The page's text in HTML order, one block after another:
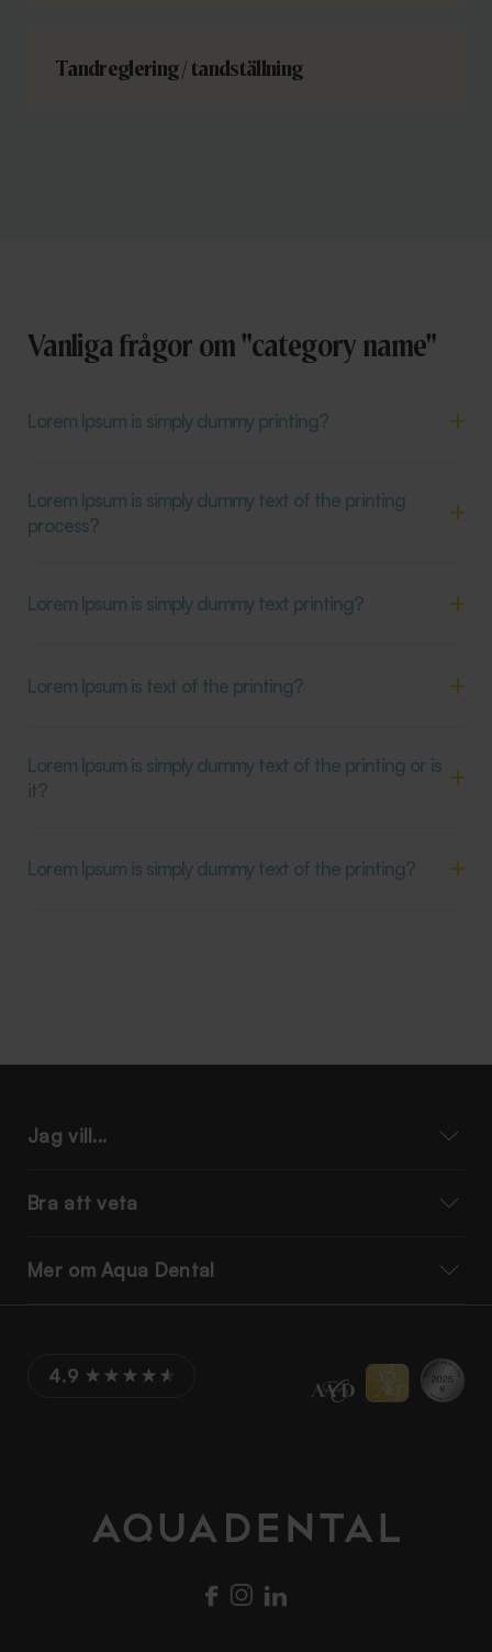
Tandreglering / tandställning
Vanliga frågor om "category name"
Lorem Ipsum is simply dummy printing?
Lorem Ipsum is simply dummy text of the printing
process?
Lorem Ipsum is simply dummy text printing?
Lorem Ipsum is text of the printing?
Lorem Ipsum is simply dummy text of the printing or is
it?
Lorem Ipsum is simply dummy text of the printing?
Jag vill...
Bra att veta
Mer om Aqua Dental
4.9